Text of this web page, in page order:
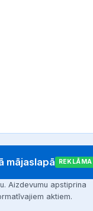
mājaslapā REKLĀMA
Aizdevumu apstiprina
aktiem.